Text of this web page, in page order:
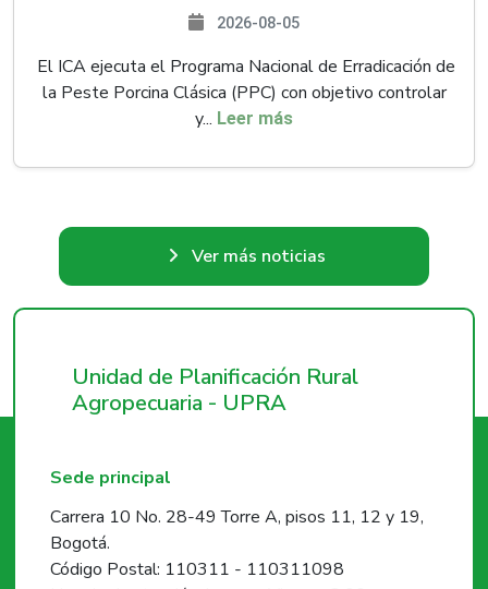
2026-08-05
El ICA ejecuta el Programa Nacional de Erradicación de
la Peste Porcina Clásica (PPC) con objetivo controlar
y... Leer más
Ver más noticias
Unidad de Planificación Rural
Agropecuaria - UPRA
Sede principal
Carrera 10 No. 28-49 Torre A, pisos 11, 12 y 19,
Bogotá.
Código Postal: 110311 - 110311098